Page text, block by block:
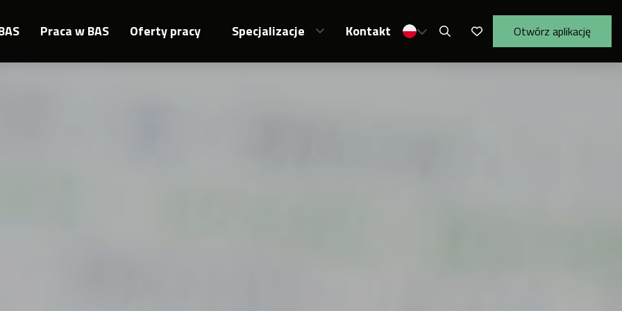
Praca w BAS Oferty pracy Specjalizacje Kontakt Otwórz aplikację